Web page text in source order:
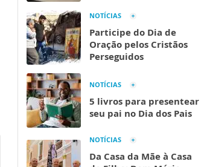
NOTÍCIAS
Participe do Dia de
Oração pelos Cristãos
Perseguidos
NOTÍCIAS
5 livros para presentear
seu pai no Dia dos Pais
NOTÍCIAS
Da Casa da Mãe à Casa